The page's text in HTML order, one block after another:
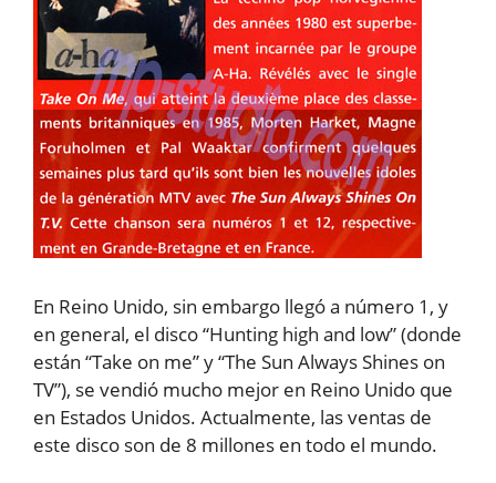
En Reino Unido, sin embargo llegó a número 1, y
en general, el disco “Hunting high and low” (donde
están “Take on me” y “The Sun Always Shines on
TV”), se vendió mucho mejor en Reino Unido que
en Estados Unidos. Actualmente, las ventas de
este disco son de 8 millones en todo el mundo.